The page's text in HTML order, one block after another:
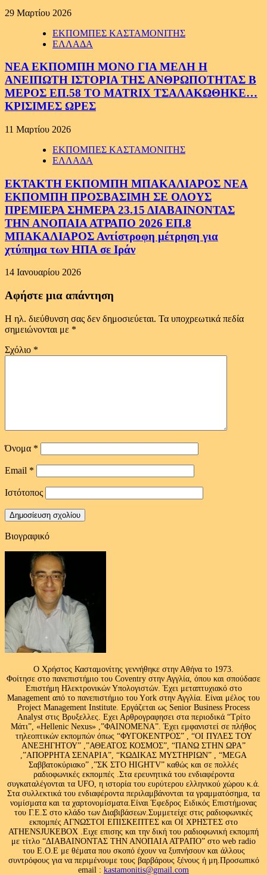
29 Μαρτίου 2026
ΕΚΠΟΜΠΕΣ ΚΑΣΤΑΜΟΝΙΤΗΣ
ΕΛΛΑΔΑ
ΝΕΑ ΕΚΠΟΜΠΗ ΜΟΝΟ ΓΙΑ ΜΕΛΗ Η
ΑΝΕΙΠΩΤΗ ΙΣΤΟΡΙΑ ΤΗΣ ΑΝΘΡΩΠΟΤΗΤΑΣ Β
ΜΕΡΟΣ ΕΠ.58 ΤΟ MATRIX ΤΣΑΛΑΚΩΘΗΚΕ…
ΚΡΙΣΙΜΕΣ ΩΡΕΣ
11 Μαρτίου 2026
ΕΚΠΟΜΠΕΣ ΚΑΣΤΑΜΟΝΙΤΗΣ
ΕΛΛΑΔΑ
ΕΚΤΑΚΤΗ ΕΚΠΟΜΠΗ ΜΠΑΚΑΛΙΑΡΟΣ ΝΕΑ
ΕΚΠΟΜΠΗ ΠΡΟΣΒΑΣΙΜΗ ΣΕ ΟΛΟΥΣ
ΠΡΕΜΙΕΡΑ ΣΗΜΕΡΑ 23.15 ΔΙΑΒΑΙΝΟΝΤΑΣ
ΤΗΝ ΑΝΟΠΑΙΑ ΑΤΡΑΠΟ 2026 ΕΠ.8
ΜΠΑΚΑΛΙΑΡΟΣ Αντίστροφη μέτρηση για
χτύπημα των ΗΠΑ σε Ιράν
14 Ιανουαρίου 2026
Αφήστε μια απάντηση
Η ηλ. διεύθυνση σας δεν δημοσιεύεται. Τα υποχρεωτικά πεδία
σημειώνονται με *
Σχόλιο *
Όνομα *
Email *
Ιστότοπος
Βιογραφικό
Ο Χρήστος Κασταμονίτης γεννήθηκε στην Αθήνα το 1973.
Φοίτησε στο πανεπιστήμιο του Coventry στην Αγγλία, όπου και σπούδασε
Επιστήμη Ηλεκτρονικών Υπολογιστών. Έχει μεταπτυχιακό στο
Management από το πανεπιστήμιο του Υork στην Αγγλία. Είναι μέλος του
Project Management Institute. Εργάζεται ως Senior Business Process
Analyst στις Βρυξελλες. Εχει Αρθρογραφησει στα περιοδικά “Τρίτο
Μάτι”, «Hellenic Nexus» ,”ΦΑΙΝΟΜΕΝΑ”. Έχει εμφανιστεί σε πλήθος
τηλεοπτικών εκπομπών όπως “ΦΥΓΟΚΕΝΤΡΟΣ” , “ΟΙ ΠΥΛΕΣ ΤΟΥ
ΑΝΕΞΗΓΗΤΟΥ” ,”ΑΘΕΑΤΟΣ ΚΟΣΜΟΣ”, “ΠΑΝΩ ΣΤΗΝ ΩΡΑ”
,”ΑΠΟΡΡΗΤΑ ΣΕΝΑΡΙΑ”, “ΚΩΔΙΚΑΣ ΜΥΣΤΗΡΙΩΝ” , “MEGA
Σαββατοκύριακο” ,”ΣΚ ΣΤΟ HIGHTV” καθώς και σε πολλές
ραδιοφωνικές εκπομπές .Στα ερευνητικά του ενδιαφέροντα
συγκαταλέγονται τα UFO, η ιστορία του ευρύτερου ελληνικού χώρου κ.ά.
Στα συλλεκτικά του ενδιαφέροντα περιλαμβάνονται τα γραμματόσημα, τα
νομίσματα και τα χαρτονομίσματα.Είναι Έφεδρος Ειδικός Επιστήμονας
του Γ.Ε.Σ στο κλάδο των Διαβιβάσεων.Συμμετείχε στις ραδιοφωνικές
εκπομπές ΑΓΝΩΣΤΟΙ ΕΠΙΣΚΕΠΤΕΣ και ΟΙ ΧΡΗΣΤΕΣ στο
ATHENSJUKEBOX .Ειχε επισης και την δική του ραδιοφωνική εκπομπή
με τίτλο “ΔΙΑΒΑΙΝΟΝΤΑΣ ΤΗΝ ΑΝΟΠΑΙΑ ΑΤΡΑΠΟ” στο web radio
του Ε.Ο.Ε με θέματα που σκοπό έχουν να ξυπνήσουν και άλλους
συντρόφους για να περιμένουμε τους βαρβάρους ξένους ή μη.Προσωπικό
email : kastamonitis@gmail.com